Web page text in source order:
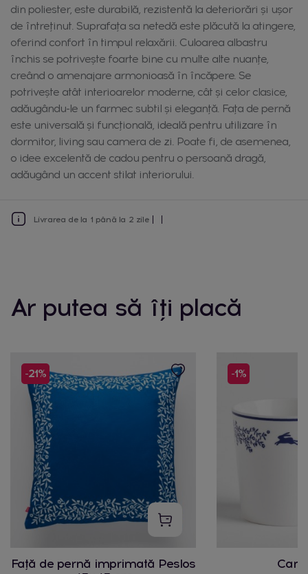
din poliester, este durabilă, rezistentă la deteriorări și ușor
de întreținut. Suprafața sa netedă este plăcută la atingere,
oferind confort în timpul relaxării. Culoarea albastru
închis se potrivește foarte bine cu multe alte nuanțe,
creând o amenajare armonioasă în încăpere. Se
potrivește atât interioarelor moderne, cât și celor clasice,
adăugându-le un farmec subtil și eleganță. Fața de pernă
este universală și funcțională, ideală pentru utilizare în
dormitor, living sau camera de zi. Poate fi, de asemenea,
o idee excelentă de cadou pentru o persoană dragă,
adăugând un accent stilat interiorului.
Livrarea de la 1 până la 2 zile
Ar putea să îți placă
-21%
Față de pernă imprimată Peslos
-1%